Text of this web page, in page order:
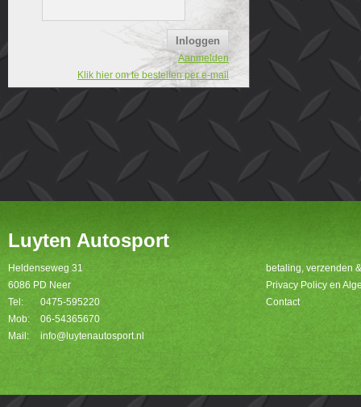
Aanmelden
Klik hier om te bestellen per e-mail
Luyten Autosport
Heldenseweg 31
6086 PD Neer
Tel:
0475-595220
Mob:
06-54365670
Mail:
info@luytenautosport.nl
betaling, verzenden
Privacy Policy en
Contact